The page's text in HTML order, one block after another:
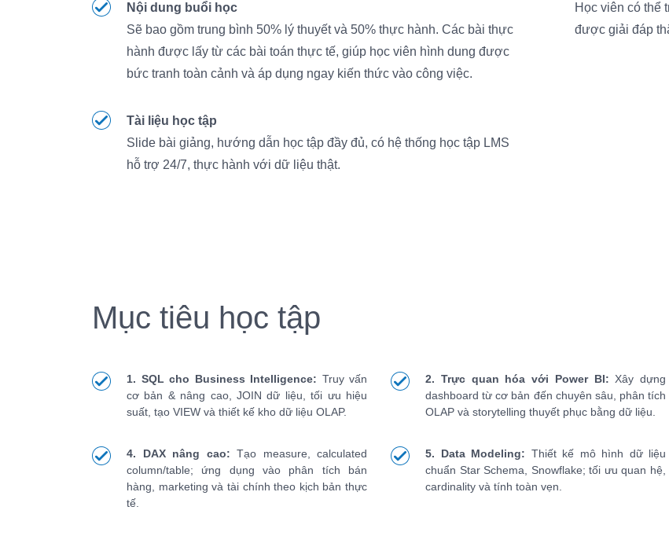
Nội dung buổi học
Sẽ bao gồm trung bình 50% lý thuyết và 50% thực hành. Các bài thực
hành được lấy từ các bài toán thực tế, giúp học viên hình dung được
bức tranh toàn cảnh và áp dụng ngay kiến thức vào công việc.
Tài liệu học tập
Slide bài giảng, hướng dẫn học tập đầy đủ, có hệ thống học tập LMS
hỗ trợ 24/7, thực hành với dữ liệu thật.
Học viên có thể
được giải đáp
Mục tiêu học tập
1. SQL cho Business Intelligence: Truy vấn
cơ bản & nâng cao, JOIN dữ liệu, tối ưu hiệu
suất, tạo VIEW và thiết kế kho dữ liệu OLAP.
2. Trực quan hóa với Power BI: Xây dựng
dashboard từ cơ bản đến chuyên sâu, phân tích
OLAP và storytelling thuyết phục bằng dữ liệu.
4. DAX nâng cao: Tạo measure, calculated
column/table; ứng dụng vào phân tích bán
hàng, marketing và tài chính theo kịch bản thực
tế.
5. Data Modeling: Thiết kế mô hình dữ liệu
chuẩn Star Schema, Snowflake; tối ưu quan hệ,
cardinality và tính toàn vẹn.